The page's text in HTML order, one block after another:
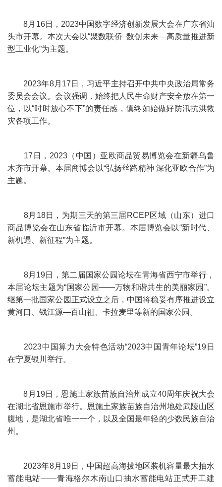
8月16日，2023中国数字经济创新发展大会在广东省汕
头市开幕。本次大会以“聚数联侨 数创未来—高质量推进新
型工业化”为主题。
2023年8月17日，习近平主持召开中共中央政治局常务
委员会会议。会议强调，始终把人民生命财产安全放在第一
位，以“时时放心不下”的责任感，慎终如始做好防汛抗洪救
灾各项工作。
17日，2023（中国）亚欧商品贸易博览会在新疆乌鲁
木齐市开幕。本届商博会以“弘扬丝路精神 深化亚欧合作”为
主题。
8月18日，为期三天的第三届RCEP区域（山东）进口
商品博览会在山东省临沂市开幕。本届博览会以“新时代、
新机遇、新征程”为主题。
8月19日，第二届国家公园论坛在青海省西宁市举行，
本届论坛主题为“国家公园——万物和谐共生的美丽家园”。
继第一批国家公园正式设立之后，中国将稳妥有序推进设立
黄河口、钱江源—百山祖、卡拉麦里等新的国家公园。
2023中国算力大会特色活动“2023中国青年论坛”19日
在宁夏银川举行。
8月19日，恩施土家族苗族自治州成立40周年庆祝大会
在湖北省恩施市举行。恩施土家族苗族自治州地处武陵山区
腹地，是湖北省唯一一个，以及全国最年轻的少数民族自治
州。
2023年8月19日，中国超高海拔地区装机容量最大抽水
蓄能电站——青海格尔木南山口抽水蓄能电站正式开工建